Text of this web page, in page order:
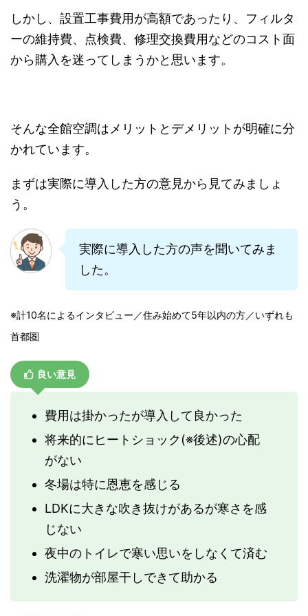
しかし、設置工事費用が高額であったり、フィルタ
ーの維持費、点検費、修理交換費用などのコスト面
から購入を迷ってしまうかと思います。
そんな全館空調はメリットとデメリットが明確に分
かれています。
まずは実際に導入した方の意見から見てみましょ
う。
実際に導入した方の声を聞いてみま
した。
※計10名によるインタビュー／住み始めて5年以内の方／いずれも
首都圏
良い意見
費用は掛かったが導入して良かった
将来的にヒートショック(※後述)の心配
がない
冬場は特に恩恵を感じる
LDKに大きな吹き抜けがあるが寒さを感
じない
夜中のトイレで寒い思いをしなくて済む
洗濯物が部屋干しできて助かる